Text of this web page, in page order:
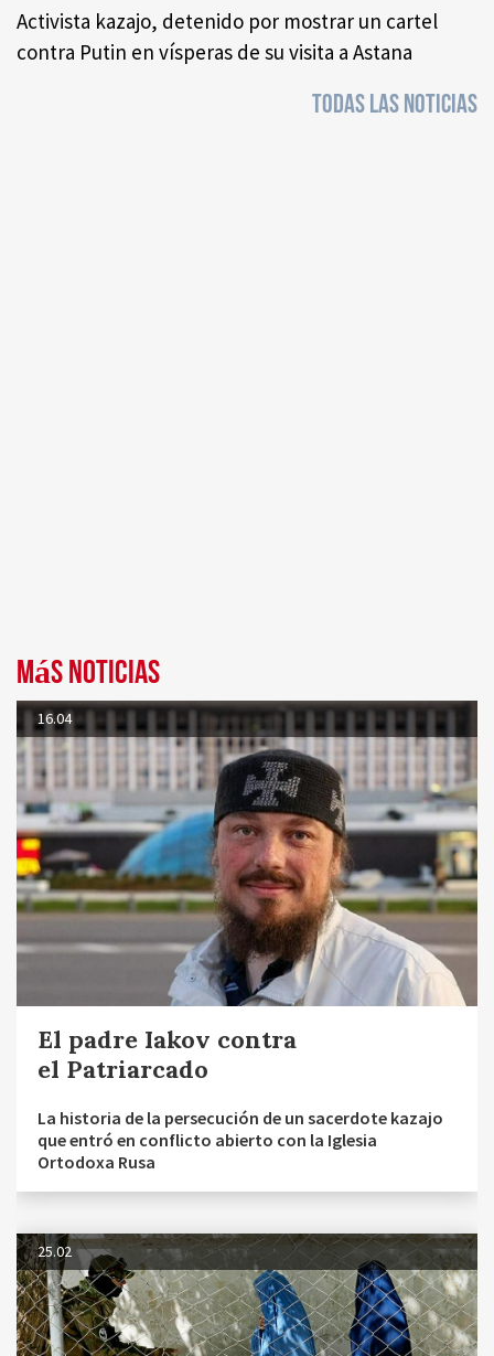
Activista kazajo, detenido por mostrar un cartel
contra Putin en vísperas de su visita a Astana
TODAS LAS NOTICIAS
Más noticias
16.04
El padre Iakov contra
el Patriarcado
La historia de la persecución de un sacerdote kazajo
que entró en conflicto abierto con la Iglesia
Ortodoxa Rusa
25.02